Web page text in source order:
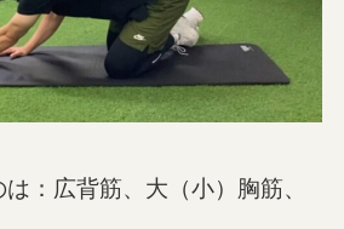
：広背筋、大（小）胸筋、